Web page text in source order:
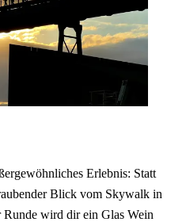
Erlebnis: Statt
Blick vom Skywalk in
wird dir ein Glas Wein